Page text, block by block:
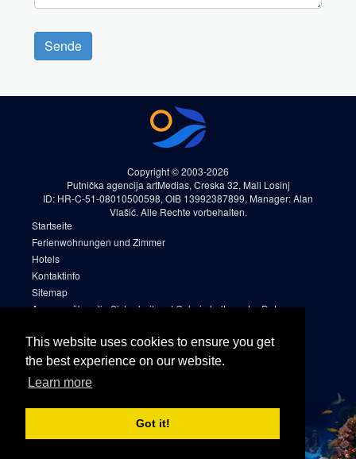
This website uses cookies to ensure you get
the best experience on our website.
Learn more
Got it!
Sende
Copyright © 2003-2026
Putnička agencija artMedias, Creska 32, Mali Losinj
ID: HR-C-51-08010500598, OIB 13992387899, Manager: Alan
Vlašić. Alle Rechte vorbehalten.
Startseite
Ferienwohnungen und Zimmer
Hotels
Kontaktinfo
Sitemap
Aussage über die Sicherheit und Geheimhaltung der Daten
Cookies
Sitemap 2
Facebook